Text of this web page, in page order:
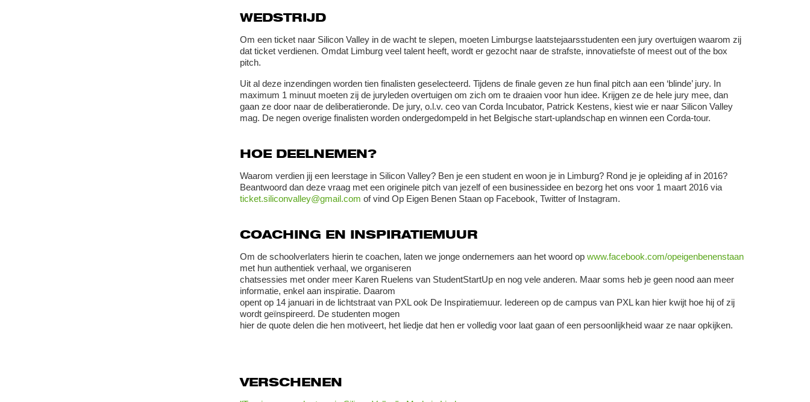
WEDSTRIJD
Om een ticket naar Silicon Valley in de wacht te slepen, moeten Limburgse laatstejaarsstudenten een jury overtuigen waarom zij
dat ticket verdienen. Omdat Limburg veel talent heeft, wordt er gezocht naar de strafste, innovatiefste of meest out of the box
pitch.
Uit al deze inzendingen worden tien finalisten geselecteerd. Tijdens de finale geven ze hun final pitch aan een ‘blinde’ jury. In
maximum 1 minuut moeten zij de juryleden overtuigen om zich om te draaien voor hun idee. Krijgen ze de hele jury mee, dan
gaan ze door naar de deliberatieronde. De jury, o.l.v. ceo van Corda Incubator, Patrick Kestens, kiest wie er naar Silicon Valley
mag. De negen overige finalisten worden ondergedompeld in het Belgische start-uplandschap en winnen een Corda-tour.
HOE DEELNEMEN?
Waarom verdien jij een leerstage in Silicon Valley? Ben je een student en woon je in Limburg? Rond je je opleiding af in 2016?
Beantwoord dan deze vraag met een originele pitch van jezelf of een businessidee en bezorg het ons voor 1 maart 2016 via
ticket.siliconvalley@gmail.com of vind Op Eigen Benen Staan op Facebook, Twitter of Instagram.
COACHING EN INSPIRATIEMUUR
Om de schoolverlaters hierin te coachen, laten we jonge ondernemers aan het woord op www.facebook.com/opeigenbenenstaan
met hun authentiek verhaal, we organiseren
chatsessies met onder meer Karen Ruelens van StudentStartUp en nog vele anderen. Maar soms heb je geen nood aan meer
informatie, enkel aan inspiratie. Daarom
opent op 14 januari in de lichtstraat van PXL ook De Inspiratiemuur. Iedereen op de campus van PXL kan hier kwijt hoe hij of zij
wordt geïnspireerd. De studenten mogen
hier de quote delen die hen motiveert, het liedje dat hen er volledig voor laat gaan of een persoonlijkheid waar ze naar opkijken.
VERSCHENEN